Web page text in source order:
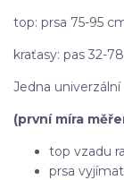
top: prsa 75-95
kraťasy: pas 32-
Jedna
(první míra
top vzadu
prsa